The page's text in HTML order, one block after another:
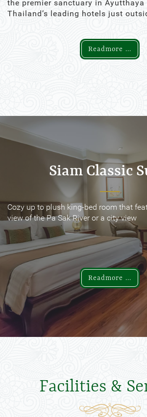
the premier sanctuary in Ayutthaya
Thailand’s leading hotels just
Readmore ...
Siam Classic
Cozy up to plush king-bed room that
view of the Pa Sak River or a city view
Readmore ...
Siam Classic
Cozy up to plush king-bed room that
view of the Pa Sak River or a city view
Readmore ...
Facilities &